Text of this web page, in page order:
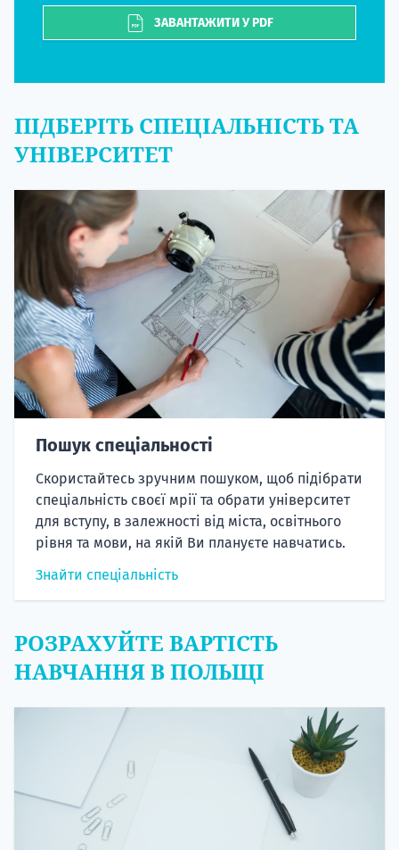
ЗАВАНТАЖИТИ У PDF
ПІДБЕРІТЬ СПЕЦІАЛЬНІСТЬ ТА
УНІВЕРСИТЕТ
Пошук спеціальності
Скористайтесь зручним пошуком, щоб підібрати
спеціальність своєї мрії та обрати університет
для вступу, в залежності від міста, освітнього
рівня та мови, на якій Ви плануєте навчатись.
Знайти спеціальність
РОЗРАХУЙТЕ ВАРТІСТЬ
НАВЧАННЯ В ПОЛЬЩІ